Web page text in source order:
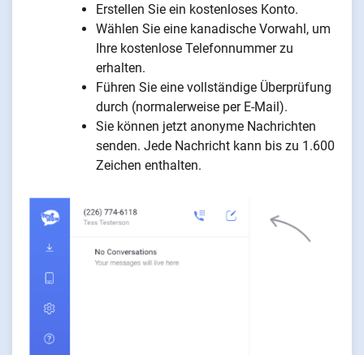
Erstellen Sie ein kostenloses Konto.
Wählen Sie eine kanadische Vorwahl, um
Ihre kostenlose Telefonnummer zu
erhalten.
Führen Sie eine vollständige Überprüfung
durch (normalerweise per E-Mail).
Sie können jetzt anonyme Nachrichten
senden. Jede Nachricht kann bis zu 1.600
Zeichen enthalten.